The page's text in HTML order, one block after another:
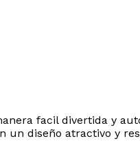
facil divertida y
un diseño atractivo y